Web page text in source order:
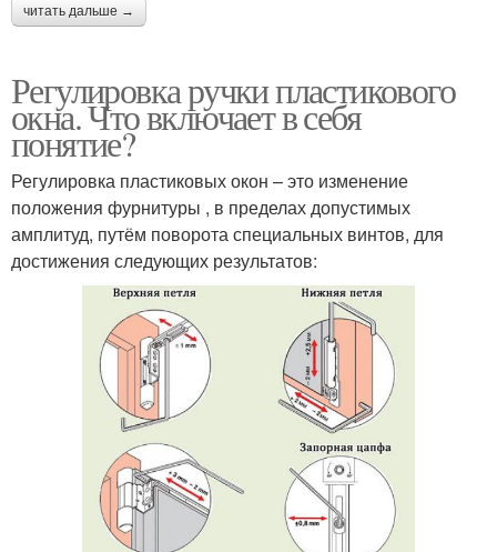
читать дальше →
Регулировка ручки пластикового
окна. Что включает в себя
понятие?
Регулировка пластиковых окон – это изменение
положения фурнитуры , в пределах допустимых
амплитуд, путём поворота специальных винтов, для
достижения следующих результатов: